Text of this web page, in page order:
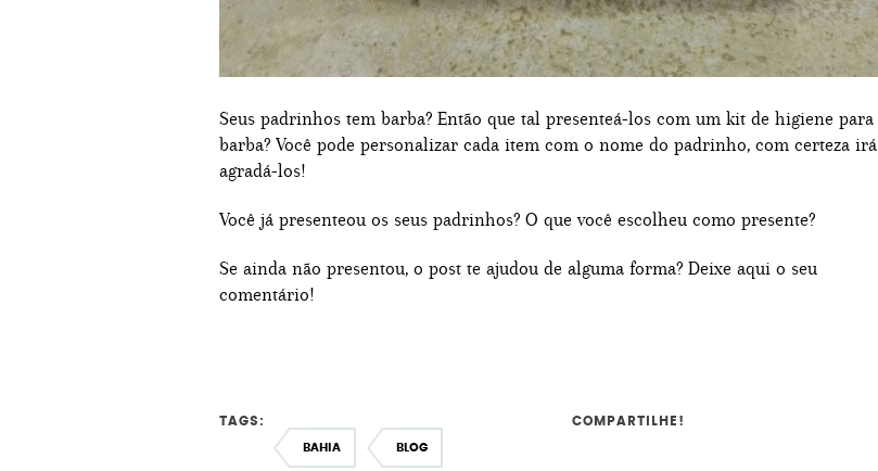
Seus padrinhos tem barba? Então que tal presenteá-los com um kit de higiene para
barba? Você pode personalizar cada item com o nome do padrinho, com certeza irá
agradá-los!
Você já presenteou os seus padrinhos? O que você escolheu como presente?
Se ainda não presentou, o post te ajudou de alguma forma? Deixe aqui o seu
comentário!
TAGS:
BAHIA BLOG
COMPARTILHE!